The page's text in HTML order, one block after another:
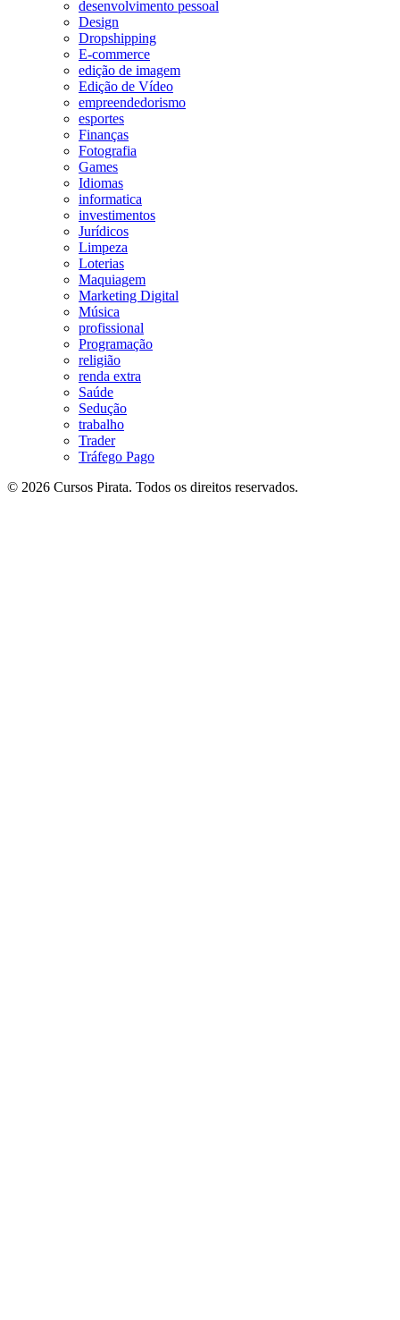
desenvolvimento pessoal
Design
Dropshipping
E-commerce
edição de imagem
Edição de Vídeo
empreendedorismo
esportes
Finanças
Fotografia
Games
Idiomas
informatica
investimentos
Jurídicos
Limpeza
Loterias
Maquiagem
Marketing Digital
Música
profissional
Programação
religião
renda extra
Saúde
Sedução
trabalho
Trader
Tráfego Pago
© 2026 Cursos Pirata. Todos os direitos reservados.